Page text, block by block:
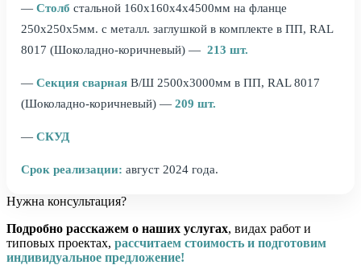
— Столб стальной 160х160х4х4500мм на фланце
250х250х5мм. с металл. заглушкой в комплекте в ПП, RAL
8017 (Шоколадно-коричневый) — 213 шт.
— Секция сварная В/Ш 2500х3000мм в ПП, RAL 8017
(Шоколадно-коричневый) — 209 шт.
— СКУД
Срок реализации: август 2024 года.
Нужна консультация?
Подробно расскажем о наших услугах, видах работ и
типовых проектах, рассчитаем стоимость и подготовим
индивидуальное предложение!